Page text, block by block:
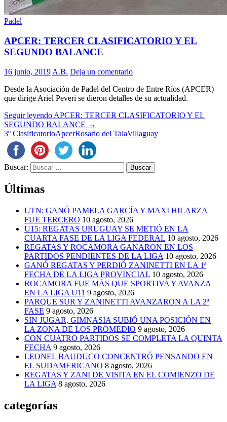
Padel
APCER: TERCER CLASIFICATORIO Y EL
SEGUNDO BALANCE
16 junio, 2019 A.B. Deja un comentario
Desde la Asociación de Padel del Centro de Entre Ríos (APCER)
que dirige Ariel Peveri se dieron detalles de su actualidad.
Seguir leyendo APCER: TERCER CLASIFICATORIO Y EL
SEGUNDO BALANCE →
3º ClasificatorioApcerRosario del TalaVillaguay
Buscar:
Últimas
UTN: GANÓ PAMELA GARCÍA Y MAXI HILARZA
FUE TERCERO 10 agosto, 2026
U15: REGATAS URUGUAY SE METIÓ EN LA
CUARTA FASE DE LA LIGA FEDERAL 10 agosto, 2026
REGATAS Y ROCAMORA GANARON EN LOS
PARTIDOS PENDIENTES DE LA LIGA 10 agosto, 2026
GANÓ REGATAS Y PERDIÓ ZANINETTI EN LA 1ª
FECHA DE LA LIGA PROVINCIAL 10 agosto, 2026
ROCAMORA FUE MÁS QUE SPORTIVA Y AVANZA
EN LA LIGA U11 9 agosto, 2026
PARQUE SUR Y ZANINETTI AVANZARON A LA 2ª
FASE 9 agosto, 2026
SIN JUGAR, GIMNASIA SUBIÓ UNA POSICIÓN EN
LA ZONA DE LOS PROMEDIO 9 agosto, 2026
CON CUATRO PARTIDOS SE COMPLETA LA QUINTA
FECHA 9 agosto, 2026
LEONEL BAUDUCO CONCENTRÓ PENSANDO EN
EL SUDAMERICANO 8 agosto, 2026
REGATAS Y ZANI DE VISITA EN EL COMIENZO DE
LA LIGA 8 agosto, 2026
categorías